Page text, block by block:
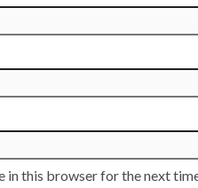
in this browser for the next